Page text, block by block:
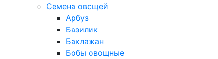
Семена овощей
Арбуз
Базилик
Баклажан
Бобы овощные